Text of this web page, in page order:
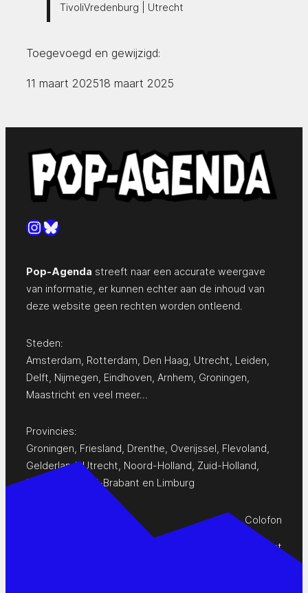
TivoliVredenburg | Utrecht
Toegevoegd en gewijzigd:
11 maart 202518 maart 2025
Instagram
Bluesky
Pop-Agenda streeft naar een accurate weergave
van informatie, er kunnen echter aan de inhoud van
deze website geen rechten worden ontleend.
Steden:
Amsterdam Rotterdam Den Haag Utrecht Leiden
Delft Nijmegen Eindhoven Arnhem Groningen
Maastricht en veel meer…
Provincies:
Groningen Friesland Drenthe Overijssel Flevoland
Gelderland,Utrecht Noord-Holland Zuid-Holland
Zeeland
Noord-Brabant en Limburg
Colofon
Privacy Statement